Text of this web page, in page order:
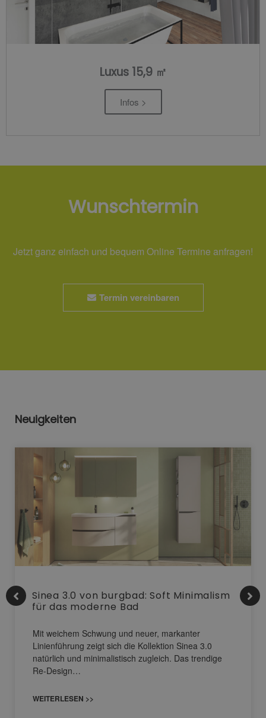
Luxus 15,9 ㎡
Infos >
Wunschtermin
Jetzt ganz einfach und bequem Online Termine anfragen!
Termin vereinbaren
Neuigkeiten
Sinea 3.0 von burgbad: Soft Minimalism
für das moderne Bad
Mit weichem Schwung und neuer, markanter
Linienführung zeigt sich die Kollektion Sinea 3.0
natürlich und minimalistisch zugleich. Das trendige
Re-Design…
WEITERLESEN >>